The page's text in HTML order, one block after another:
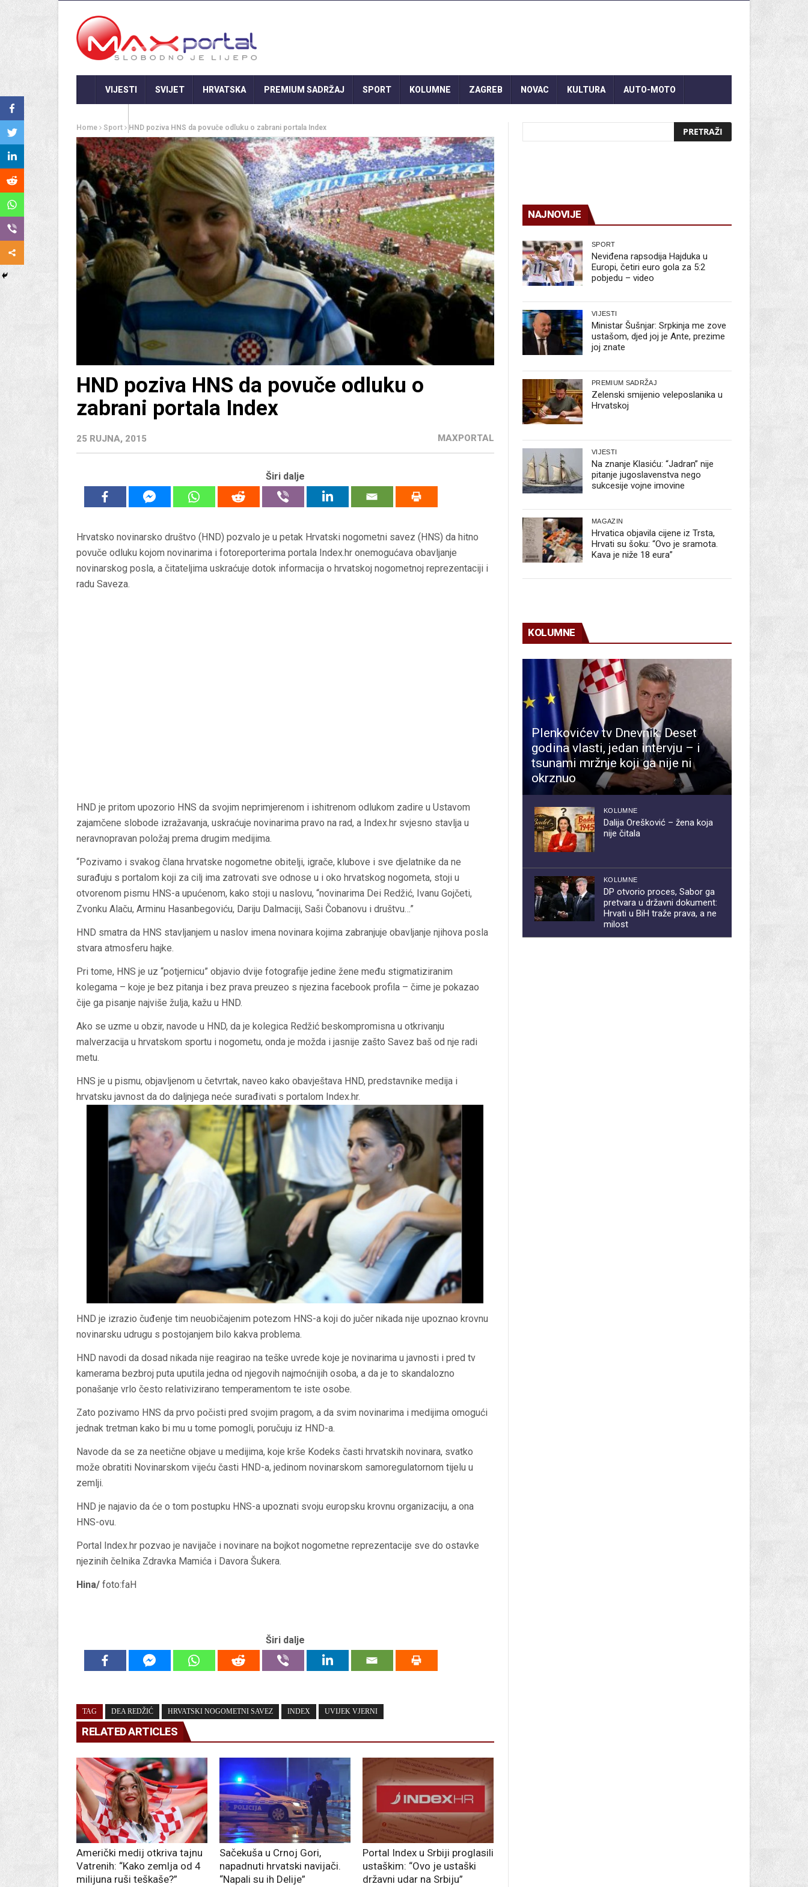
VIJESTI SVIJET HRVATSKA PREMIUM SADRŽAJ SPORT KOLUMNE ZAGREB NOVAC KULTURA AUTO-MOTO
Home Sport HND poziva HNS da povuče odluku o zabrani portala Index
HND poziva HNS da povuče odluku o
zabrani portala Index
25 RUJNA, 2015 MAXPORTAL
Širi dalje
Hrvatsko novinarsko društvo (HND) pozvalo je u petak Hrvatski nogometni savez (HNS) da hitno
povuče odluku kojom novinarima i fotoreporterima portala Index.hr onemogućava obavljanje
novinarskog posla, a čitateljima uskraćuje dotok informacija o hrvatskoj nogometnoj reprezentaciji i
radu Saveza.
HND je pritom upozorio HNS da svojim neprimjerenom i ishitrenom odlukom zadire u Ustavom
zajamčene slobode izražavanja, uskraćuje novinarima pravo na rad, a Index.hr svjesno stavlja u
neravnopravan položaj prema drugim medijima.
“Pozivamo i svakog člana hrvatske nogometne obitelji, igrače, klubove i sve djelatnike da ne
surađuju s portalom koji za cilj ima zatrovati sve odnose u i oko hrvatskog nogometa, stoji u
otvorenom pismu HNS-a upućenom, kako stoji u naslovu, “novinarima Dei Redžić, Ivanu Gojčeti,
Zvonku Alaču, Arminu Hasanbegoviću, Dariju Dalmaciji, Saši Čobanovu i društvu…”
HND smatra da HNS stavljanjem u naslov imena novinara kojima zabranjuje obavljanje njihova posla
stvara atmosferu hajke.
Pri tome, HNS je uz “potjernicu” objavio dvije fotografije jedine žene među stigmatiziranim
kolegama – koje je bez pitanja i bez prava preuzeo s njezina facebook profila – čime je pokazao
čije ga pisanje najviše žulja, kažu u HND.
Ako se uzme u obzir, navode u HND, da je kolegica Redžić beskompromisna u otkrivanju
malverzacija u hrvatskom sportu i nogometu, onda je možda i jasnije zašto Savez baš od nje radi
metu.
HNS je u pismu, objavljenom u četvrtak, naveo kako obavještava HND, predstavnike medija i
hrvatsku javnost da do daljnjega neće surađivati s portalom Index.hr.
HND je izrazio čuđenje tim neuobičajenim potezom HNS-a koji do jučer nikada nije upoznao krovnu
novinarsku udrugu s postojanjem bilo kakva problema.
HND navodi da dosad nikada nije reagirao na teške uvrede koje je novinarima u javnosti i pred tv
kamerama bezbroj puta uputila jedna od njegovih najmoćnijih osoba, a da je to skandalozno
ponašanje vrlo često relativizirano temperamentom te iste osobe.
Zato pozivamo HNS da prvo počisti pred svojim pragom, a da svim novinarima i medijima omogući
jednak tretman kako bi mu u tome pomogli, poručuju iz HND-a.
Navode da se za neetične objave u medijima, koje krše Kodeks časti hrvatskih novinara, svatko
može obratiti Novinarskom vijeću časti HND-a, jedinom novinarskom samoregulatornom tijelu u
zemlji.
HND je najavio da će o tom postupku HNS-a upoznati svoju europsku krovnu organizaciju, a ona
HNS-ovu.
Portal Index.hr pozvao je navijače i novinare na bojkot nogometne reprezentacije sve do ostavke
njezinih čelnika Zdravka Mamića i Davora Šukera.
Hina/ foto:faH
Širi dalje
TAG DEA REDŽIĆ HRVATSKI NOGOMETNI SAVEZ INDEX UVIJEK VJERNI
RELATED ARTICLES
Američki medij otkriva tajnu
Vatrenih: “Kako zemlja od 4
milijuna ruši teškaše?”
Sačekuša u Crnoj Gori,
napadnuti hrvatski navijači.
“Napali su ih Delije”
Portal Index u Srbiji proglasili
ustaškim: “Ovo je ustaški
državni udar na Srbiju”
NAJNOVIJE
SPORT
Neviđena rapsodija Hajduka u
Europi, četiri euro gola za 5:2
pobjedu – video
VIJESTI
Ministar Šušnjar: Srpkinja me zove
ustašom, djed joj je Ante, prezime
joj znate
PREMIUM SADRŽAJ
Zelenski smijenio veleposlanika u
Hrvatskoj
VIJESTI
Na znanje Klasiću: “Jadran” nije
pitanje jugoslavenstva nego
sukcesije vojne imovine
MAGAZIN
Hrvatica objavila cijene iz Trsta,
Hrvati su šoku: “Ovo je sramota.
Kava je niže 18 eura”
KOLUMNE
Plenkovićev tv Dnevnik: Deset
godina vlasti, jedan intervju – i
tsunami mržnje koji ga nije ni
okrznuo
KOLUMNE
Dalija Orešković – žena koja
nije čitala
KOLUMNE
DP otvorio proces, Sabor ga
pretvara u državni dokument:
Hrvati u BiH traže prava, a ne
milost